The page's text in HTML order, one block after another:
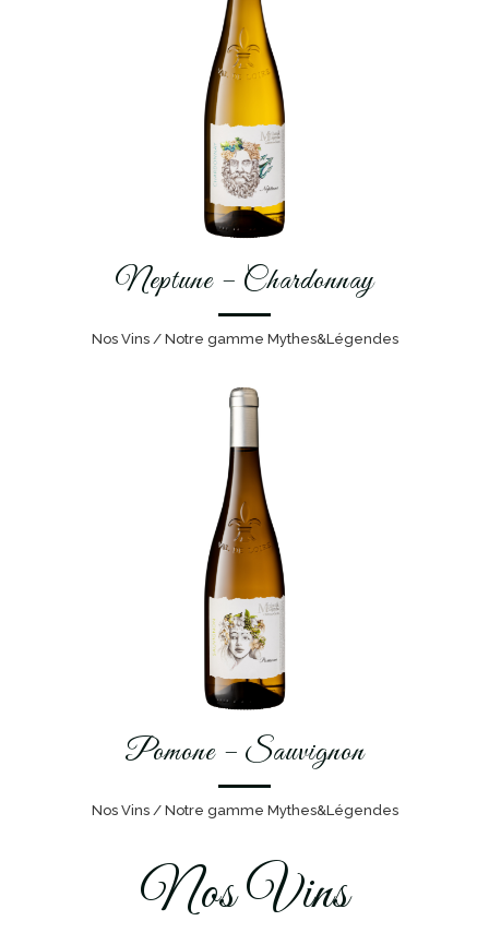
Neptune – Chardonnay
Nos Vins / Notre gamme Mythes&Légendes
Pomone – Sauvignon
Nos Vins / Notre gamme Mythes&Légendes
Nos Vins